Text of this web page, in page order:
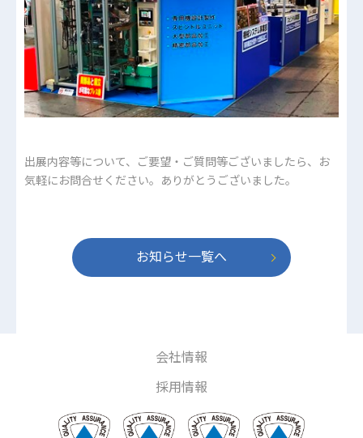
出展内容等について、ご要望・ご質問等ございましたら、お
気軽にお問合せください。ありがとうございました。
お知らせ一覧へ
会社情報
採用情報